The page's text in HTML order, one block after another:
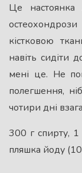
Це настоянка
кістковою
навіть сидіти
мені це. Не
полегшення,
чотири дні
300 г спирту,
пляшка йоду (10